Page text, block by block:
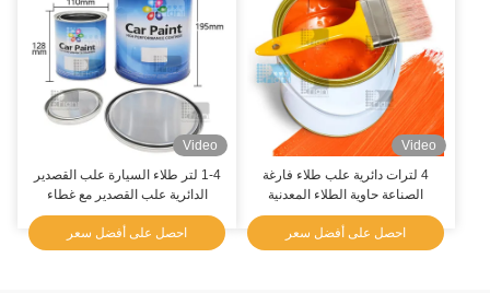
Video
4 لترات دائرية علب طلاء فارغة
الصناعة حاوية الطلاء المعدنية
احصل على أفضل سعر
Video
1-4 لتر طلاء السيارة علب القصدير
الدائرية علب القصدير مع غطاء
رافعة
احصل على أفضل سعر